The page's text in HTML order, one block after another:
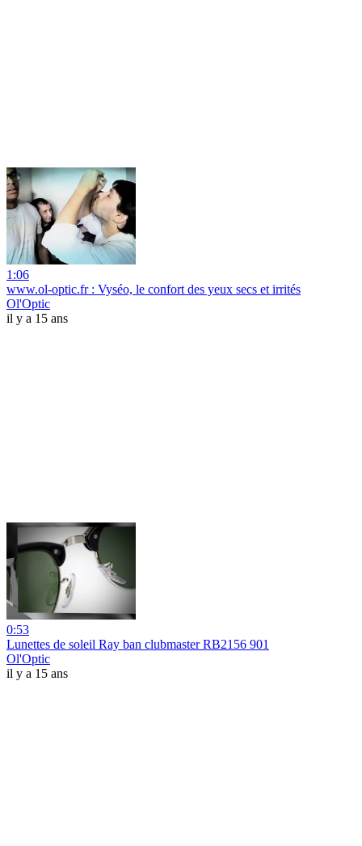
1:06
www.ol-optic.fr : Vyséo, le confort des yeux secs et irrités
Ol'Optic
il y a 15 ans
0:53
Lunettes de soleil Ray ban clubmaster RB2156 901
Ol'Optic
il y a 15 ans